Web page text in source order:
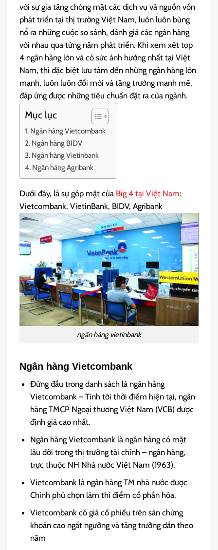
với sự gia tăng chóng mặt các dịch vụ và nguồn vốn
phát triển tại thị trường Việt Nam, luôn luôn bùng
nổ ra những cuộc so sánh, đánh giá các ngân hàng
với nhau qua từng năm phát triển. Khi xem xét top
4 ngân hàng lớn và có sức ảnh hưởng nhất tại Việt
Nam, thì đặc biệt lưu tâm đến những ngân hàng lớn
mạnh, luôn luôn đổi mới và tăng trưởng mạnh mẽ,
đáp ứng được những tiêu chuẩn đặt ra của ngành.
Mục lục
Ngân hàng Vietcombank
Ngân hàng BIDV
Ngân hàng Vietinbank
Ngân hàng Agribank
Dưới đây, là sự góp mặt của Big 4 tại Việt Nam:
Vietcombank, VietinBank, BIDV, Agribank
ngân hàng vietinbank
Ngân hàng Vietcombank
Đứng đầu trong danh sách là ngân hàng
Vietcombank – Tính tới thời điểm hiện tại, ngân
hàng TMCP Ngoại thương Việt Nam (VCB) được
định giá cao nhất.
Ngân hàng Vietcombank là ngân hàng có mặt
lâu đời trong thị trường tài chính – ngân hàng,
trực thuộc NH Nhà nước Việt Nam (1963).
Vietcombank là ngân hàng TM nhà nước được
Chính phủ chọn làm thí điểm cổ phần hóa.
Vietcombank có giá cổ phiếu trên sàn chứng
khoán cao ngất ngưởng và tăng trưởng dần theo
năm